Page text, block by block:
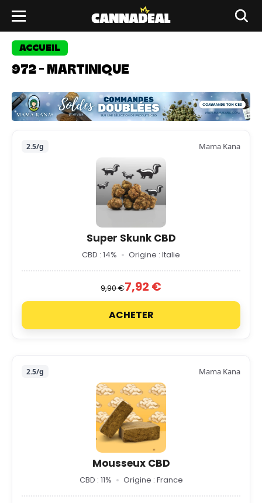
ACCUEIL
972 - MARTINIQUE
2.5/g Mama Kana
Super Skunk CBD
CBD : 14% Origine : Italie
9,90 €7,92 €
ACHETER
2.5/g Mama Kana
Mousseux CBD
CBD : 11% Origine : France